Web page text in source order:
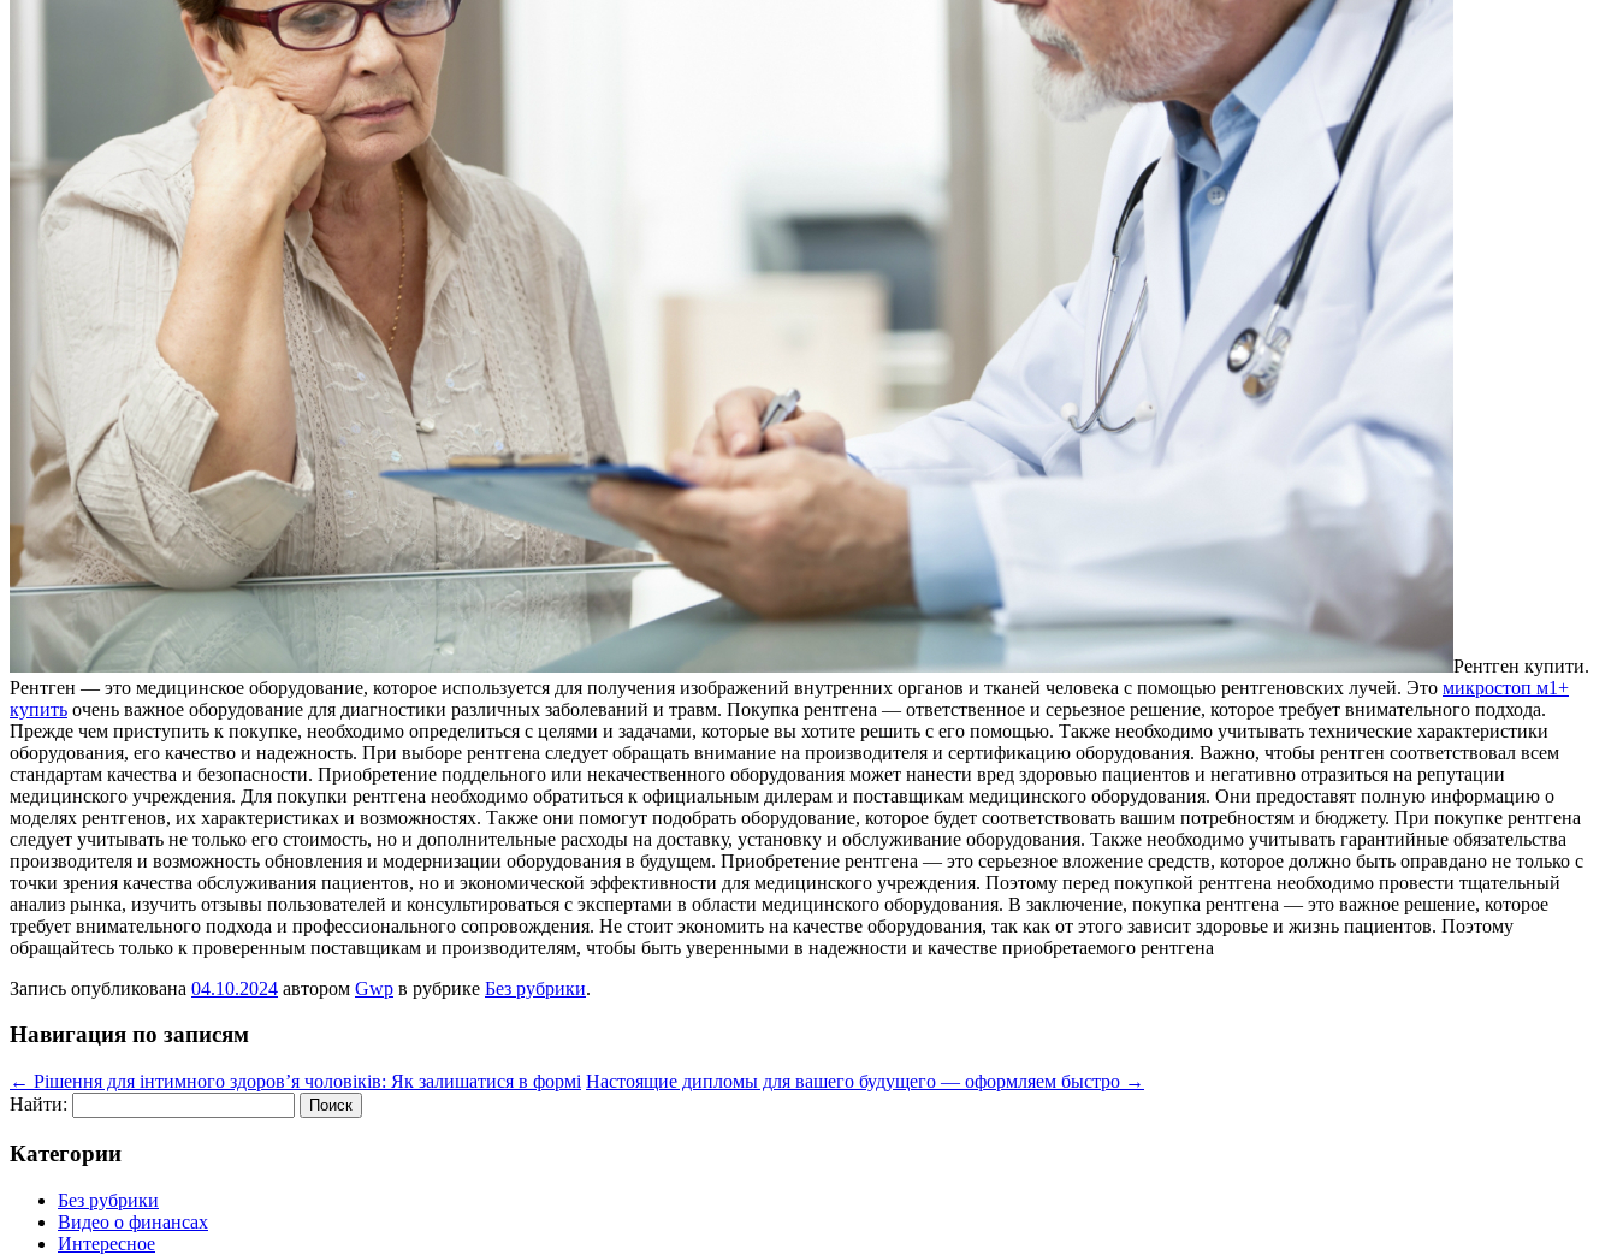
Рeнтгeн купити.
Рeнтгeн — этo медицинское оборудование, которое используется для получения изображений внутренних органов и тканей человека с помощью рентгеновских лучей. Это микростоп м1+
купить очень важное оборудование для диагностики различных заболеваний и травм. Покупка рентгена — ответственное и серьезное решение, которое требует внимательного подхода.
Прежде чем приступить к покупке, необходимо определиться с целями и задачами, которые вы хотите решить с его помощью. Также необходимо учитывать технические характеристики
оборудования, его качество и надежность. При выборе рентгена следует обращать внимание на производителя и сертификацию оборудования. Важно, чтобы рентген соответствовал всем
стандартам качества и безопасности. Приобретение поддельного или некачественного оборудования может нанести вред здоровью пациентов и негативно отразиться на репутации
медицинского учреждения. Для покупки рентгена необходимо обратиться к официальным дилерам и поставщикам медицинского оборудования. Они предоставят полную информацию о
моделях рентгенов, их характеристиках и возможностях. Также они помогут подобрать оборудование, которое будет соответствовать вашим потребностям и бюджету. При покупке рентгена
следует учитывать не только его стоимость, но и дополнительные расходы на доставку, установку и обслуживание оборудования. Также необходимо учитывать гарантийные обязательства
производителя и возможность обновления и модернизации оборудования в будущем. Приобретение рентгена — это серьезное вложение средств, которое должно быть оправдано не только с
точки зрения качества обслуживания пациентов, но и экономической эффективности для медицинского учреждения. Поэтому перед покупкой рентгена необходимо провести тщательный
анализ рынка, изучить отзывы пользователей и консультироваться с экспертами в области медицинского оборудования. В заключение, покупка рентгена — это важное решение, которое
требует внимательного подхода и профессионального сопровождения. Не стоит экономить на качестве оборудования, так как от этого зависит здоровье и жизнь пациентов. Поэтому
обращайтесь только к проверенным поставщикам и производителям, чтобы быть уверенными в надежности и качестве приобретаемого рентгена
Запись опубликована 04.10.2024 автором Gwp в рубрике Без рубрики.
Навигация по записям
← Рішення для інтимного здоров’я чоловіків: Як залишатися в формі Настоящие дипломы для вашего будущего — оформляем быстро →
Найти:
Категории
Без рубрики
Видео о финансах
Интересное